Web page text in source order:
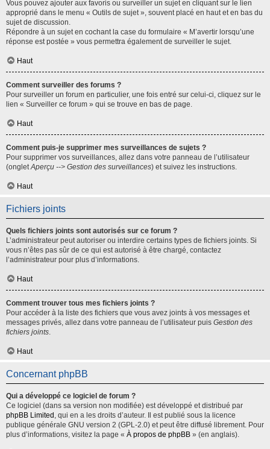
Vous pouvez ajouter aux favoris ou surveiller un sujet en cliquant sur le lien
approprié dans le menu « Outils de sujet », souvent placé en haut et en bas du
sujet de discussion.
Répondre à un sujet en cochant la case du formulaire « M’avertir lorsqu’une
réponse est postée » vous permettra également de surveiller le sujet.
Haut
Comment surveiller des forums ?
Pour surveiller un forum en particulier, une fois entré sur celui-ci, cliquez sur le
lien « Surveiller ce forum » qui se trouve en bas de page.
Haut
Comment puis-je supprimer mes surveillances de sujets ?
Pour supprimer vos surveillances, allez dans votre panneau de l’utilisateur
(ongletAperçu --> Gestion des surveillances) et suivez les instructions.
Haut
Fichiers joints
Quels fichiers joints sont autorisés sur ce forum ?
L’administrateur peut autoriser ou interdire certains types de fichiers joints. Si
vous n’êtes pas sûr de ce qui est autorisé à être chargé, contactez
l’administrateur pour plus d’informations.
Haut
Comment trouver tous mes fichiers joints ?
Pour accéder à la liste des fichiers que vous avez joints à vos messages et
messages privés, allez dans votre panneau de l’utilisateur puis Gestion des
fichiers joints.
Haut
Concernant phpBB
Qui a développé ce logiciel de forum ?
Ce logiciel (dans sa version non modifiée) est développé et distribué par
phpBB Limited , qui en a les droits d’auteur. Il est publié sous la licence
publique générale GNU version 2 (GPL-2.0) et peut être diffusé librement. Pour
plus d’informations, visitez la page « À propos de phpBB » (en anglais).